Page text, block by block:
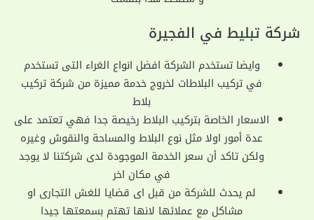
شركة تبليط في الفجيرة
وايضا تستخدم الشركة افضل انواع الغراء التى تستخدم
في تركيب البلاطات لخروج خدمة مميزة من شركة تركيب
بلاط
الاسعار الخاصة بتركيب البلاط رخيصة جدا فهي تعتمد على
عدة أمور اولا مثل نوع البلاط والمساحة والنقوش وغيره
ولكن تاكد أن سعر الخدمة الموجودة لدى شركتنا لا يوجد
في مكان اخر
لم يحدث للشركة من قبل اى قضايا للغش التجارى او
مشاكل مع عملائها لانها تهتم بسمعتها جيدا